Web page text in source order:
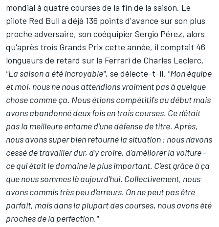
mondial à quatre courses de la fin de la saison. Le
pilote Red Bull a déjà 136 points d'avance sur son plus
proche adversaire, son coéquipierSergio Pérez, alors
qu'après trois Grands Prix cette année, il comptait 46
longueurs de retard sur la Ferrari de Charles Leclerc.
"La saison a été incroyable", se délecte-t-il. "Mon équipe
et moi, nous ne nous attendions vraiment pas à quelque
chose comme ça. Nous étions compétitifs au début mais
avons abandonné deux fois en trois courses. Ce n'était
pas la meilleure entame d'une défense de titre. Après,
nous avons super bien retourné la situation : nous n'avons
cessé de travailler dur, d'y croire, d'améliorer la voiture –
ce qui était le domaine le plus important. C'est grâce à ça
que nous sommes là aujourd'hui. Collectivement, nous
avons commis très peu d'erreurs. On ne peut pas être
parfait, mais dans la plupart des courses, nous avons été
proches de la perfection."